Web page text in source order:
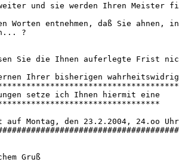
weiter und sie werden Ihren Meister
Worten entnehmen, daß Sie ahnen,
?
Sie die Ihnen auferlegte Frist
Ihrer bisherigen
setze ich Ihnen hiermit eine
auf Montag, den 23.2.2004, 24.oo
Gruß